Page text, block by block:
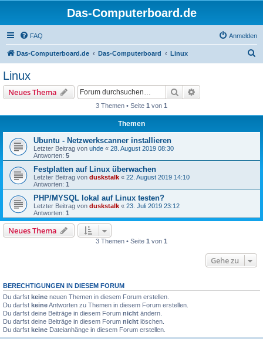
Das-Computerboard.de
FAQ Anmelden
Das-Computerboard.de Das-Computerboard Linux
Linux
Neues Thema Suche
3 Themen • Seite 1 von 1
Themen
Ubuntu - Netzwerkscanner installieren
Letzter Beitrag von uhde « 28. August 2019 08:30
Antworten: 5
Festplatten auf Linux überwachen
Letzter Beitrag von duskstalk « 22. August 2019 14:10
Antworten: 1
PHP/MYSQL lokal auf Linux testen?
Letzter Beitrag von duskstalk « 23. Juli 2019 23:12
Antworten: 1
Neues Thema
3 Themen • Seite 1 von 1
Gehe zu
BERECHTIGUNGEN IN DIESEM FORUM
Du darfst keine neuen Themen in diesem Forum erstellen.
Du darfst keineAntworten zu Themen in diesem Forum erstellen.
Du darfst deine Beiträge in diesem Forum nicht ändern.
Du darfst deine Beiträge in diesem Forum nicht löschen.
Du darfst keine Dateianhänge in diesem Forum erstellen.